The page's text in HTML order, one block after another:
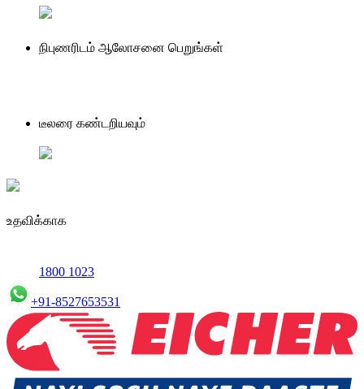
நிபுணரிடம் ஆலோசனை பெறுங்கள்
டீலரை கண்டறியவும்
உதவிக்காக
1800 1023
+91-8527653531